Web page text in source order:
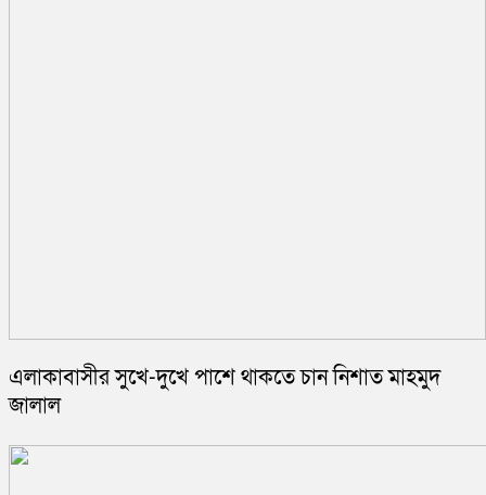
এলাকাবাসীর সুখে-দুখে পাশে থাকতে চান নিশাত মাহমুদ
জালাল